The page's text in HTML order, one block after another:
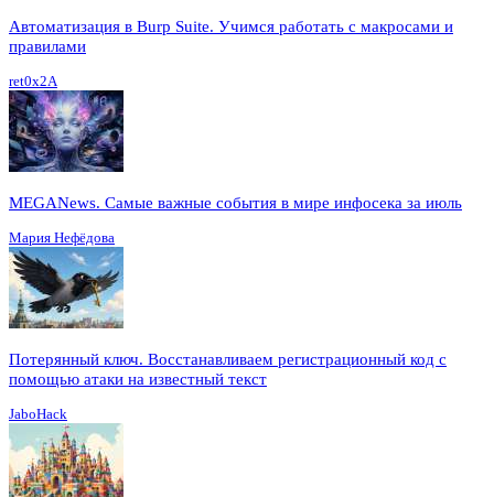
Автоматизация в Burp Suite. Учимся работать с макросами и
правилами
ret0x2A
MEGANews. Cамые важные события в мире инфосека за июль
Мария Нефёдова
Потерянный ключ. Восстанавливаем регистрационный код с
помощью атаки на известный текст
JaboHack